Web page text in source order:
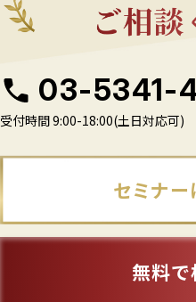
03-5341-
受付時間 9:00-18:00(土日対応可)
セミナー
無料で